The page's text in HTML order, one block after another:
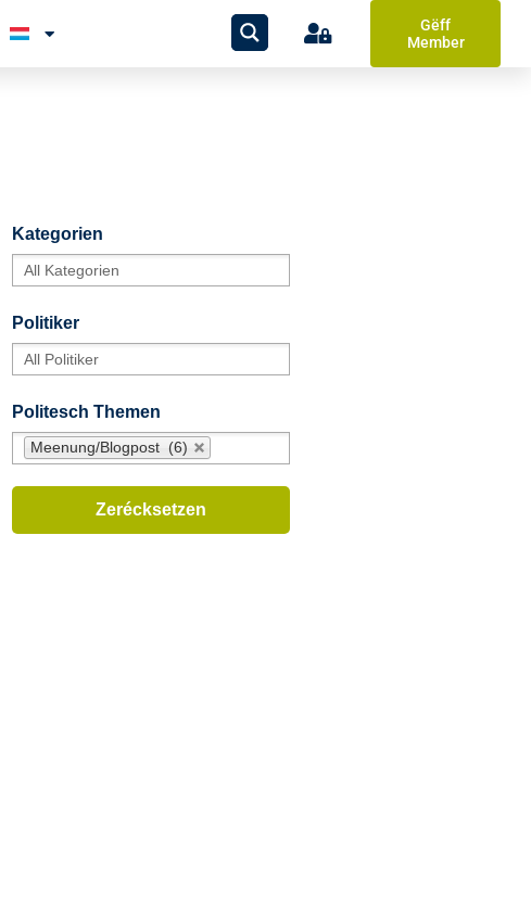
Gëff
Member
Kategorien
Politiker
Politesch Themen
Meenung/Blogpost (6)